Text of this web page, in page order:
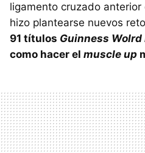
ligamento cruzado
hizo plantearse nuevos
91 títulos Guinness Wolrd
como hacer el muscle up